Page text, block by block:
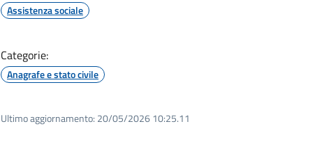
Assistenza sociale
Categorie:
Anagrafe e stato civile
Ultimo aggiornamento: 20/05/2026 10:25.11